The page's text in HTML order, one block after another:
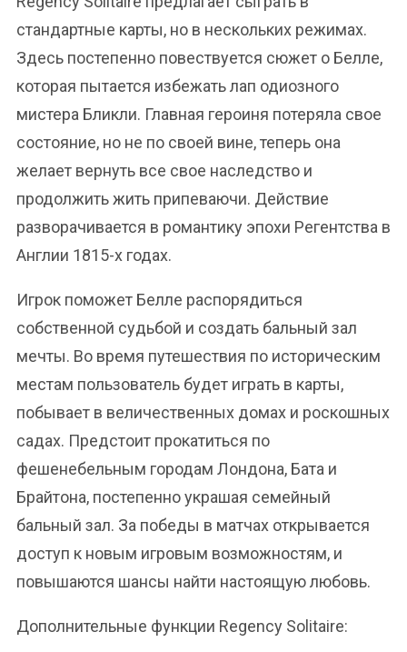
стандартные карты, но в нескольких режимах.
Здесь постепенно повествуется сюжет о Белле,
которая пытается избежать лап одиозного
мистера Бликли. Главная героиня потеряла свое
состояние, но не по своей вине, теперь она
желает вернуть все свое наследство и
продолжить жить припеваючи. Действие
разворачивается в романтику эпохи Регентства в
Англии 1815-х годах.
Игрок поможет Белле распорядиться
собственной судьбой и создать бальный зал
мечты. Во время путешествия по историческим
местам пользователь будет играть в карты,
побывает в величественных домах и роскошных
садах. Предстоит прокатиться по
фешенебельным городам Лондона, Бата и
Брайтона, постепенно украшая семейный
бальный зал. За победы в матчах открывается
доступ к новым игровым возможностям, и
повышаются шансы найти настоящую любовь.
Дополнительные функции Regency Solitaire: